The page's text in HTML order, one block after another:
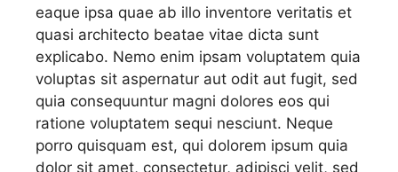
eaque ipsa quae ab illo inventore veritatis et
quasi architecto beatae vitae dicta sunt
explicabo. Nemo enim ipsam voluptatem quia
voluptas sit aspernatur aut odit aut fugit, sed
quia consequuntur magni dolores eos qui
ratione voluptatem sequi nesciunt. Neque
porro quisquam est, qui dolorem ipsum quia
dolor sit amet, consectetur, adipisci velit, sed